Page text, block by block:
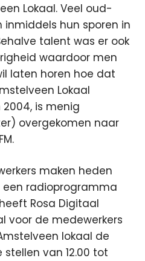
Lokaal. Veel oud-
inmiddels hun sporen in
talent was er ook
waardoor men
laten horen hoe dat
Lokaal
is menig
overgekomen naar
maken heden
radioprogramma
Rosa Digitaal
voor de medewerkers
lokaal de
van 12.00 tot